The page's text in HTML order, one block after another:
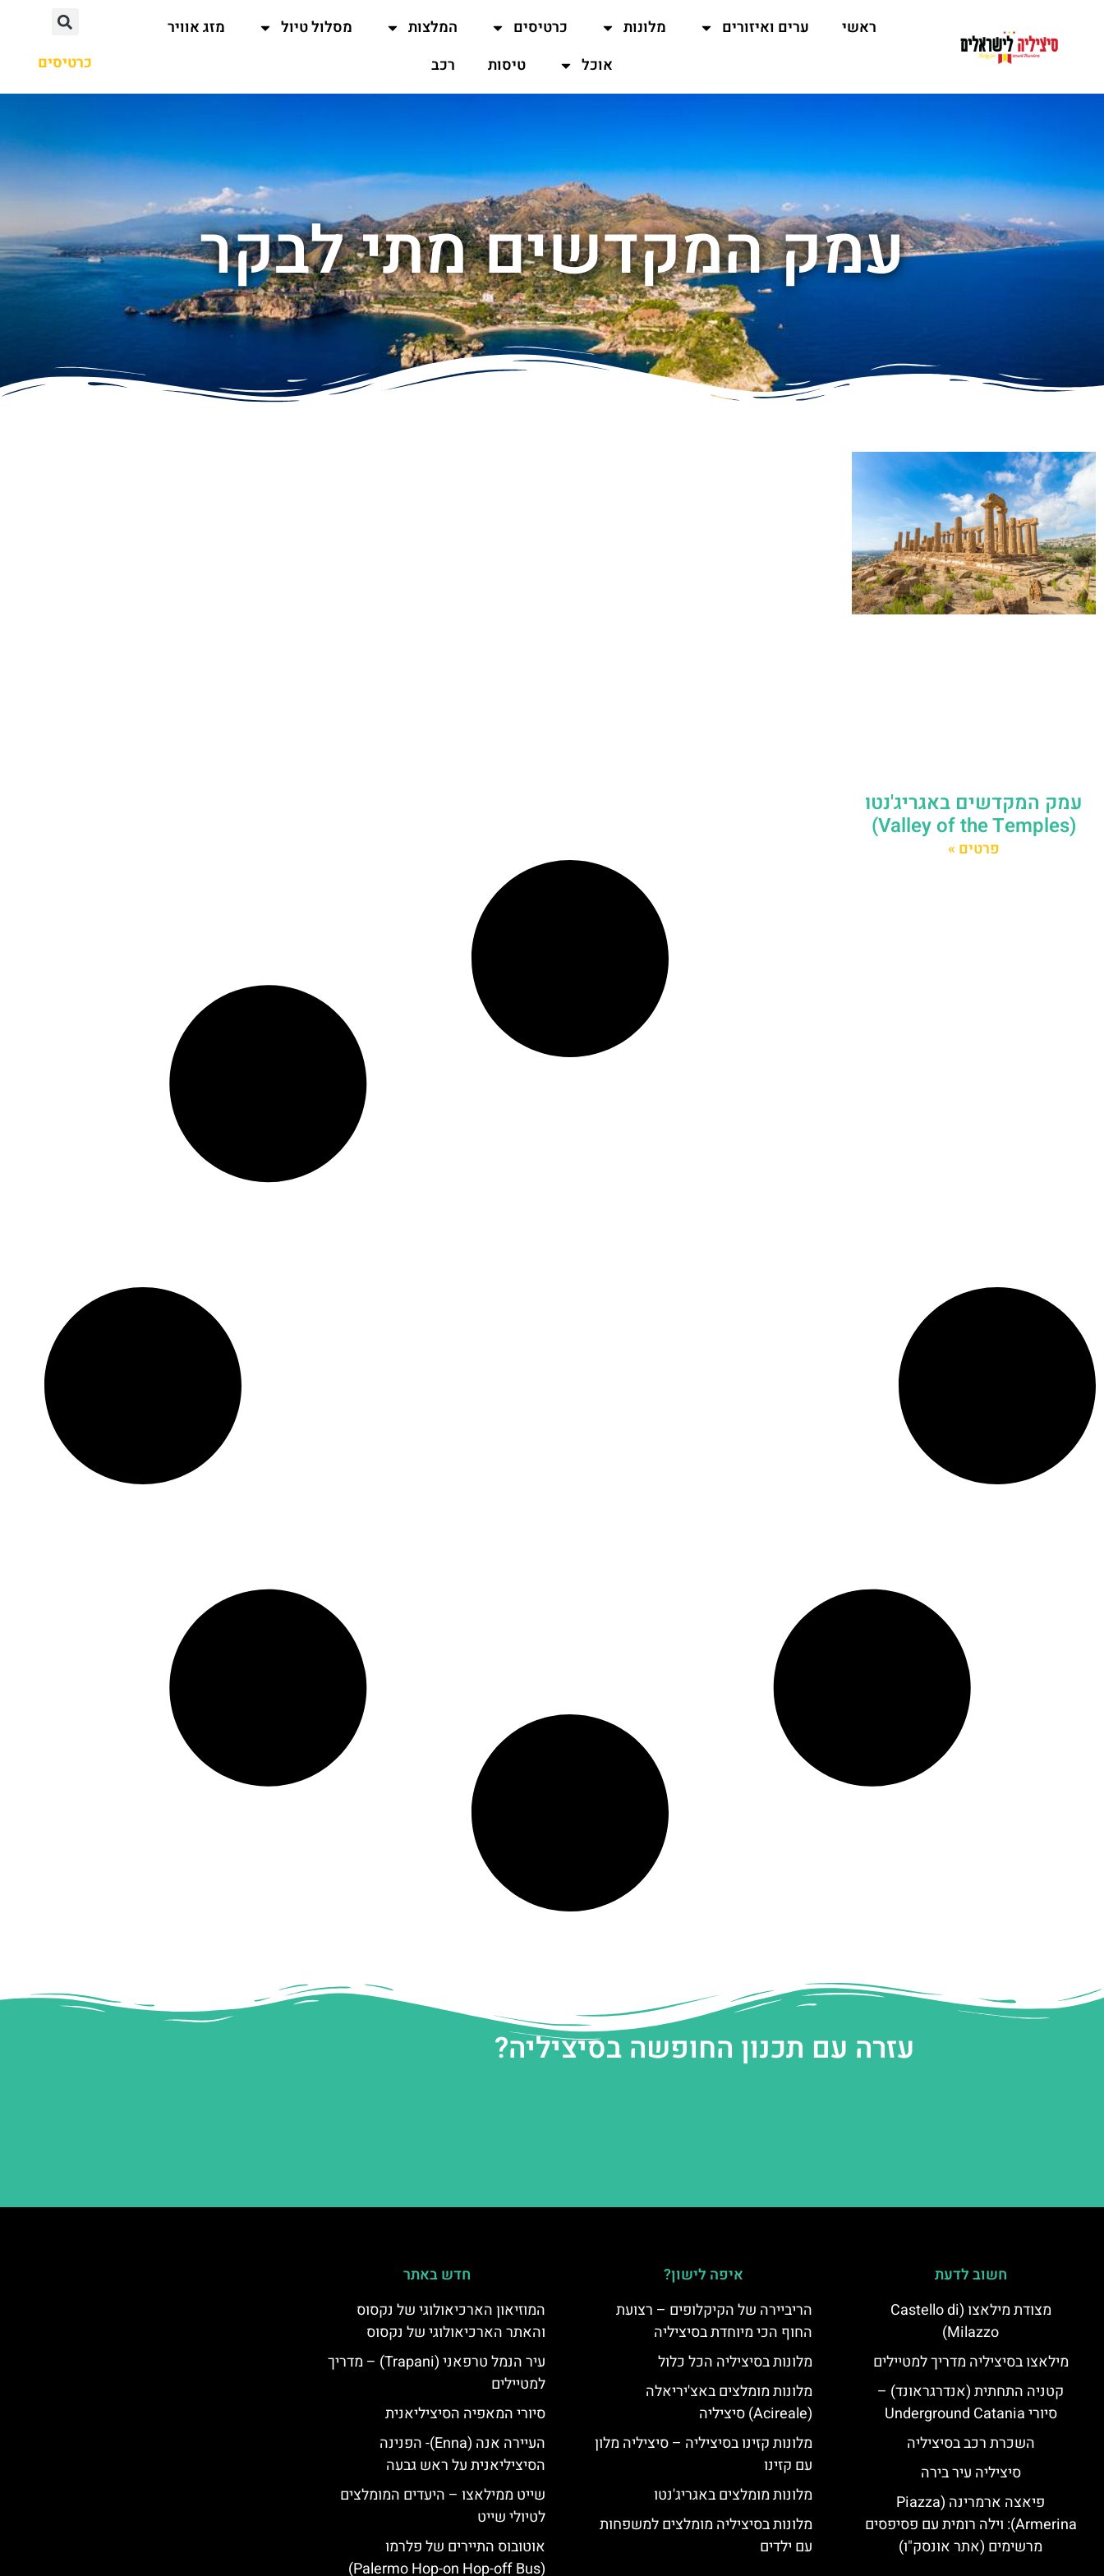
ראשי ערים ואיזורים מלונות כרטיסים המלצות מסלול טיול
מזג אוויר
אוכל
טיסות רכב כרטיסים
עמק המקדשים מתי לבקר
עמק המקדשים באגריג'נטו
(Valley of the Temples)
פרטים »
עזרה עם תכנון החופשה בסיציליה?
חשוב לדעת
מצודת מילאצו (Castello di
Milazzo)
מילאצו בסיציליה מדריך למטיילים
קטניה התחתית (אנדרגראונד) –
סיורי Underground Catania
השכרת רכב בסיציליה
סיציליה עיר בירה
פיאצה ארמרינה (Piazza
Armerina): וילה רומית עם פסיפסים
מרשימים (אתר אונסק"ו)
איפה לישון?
הריביירה של הקיקלופים – רצועת
החוף הכי מיוחדת בסיציליה
מלונות בסיציליה הכל כלול
מלונות מומלצים באצ'יריאלה
(Acireale) סיציליה
מלונות קזינו בסיציליה – סיציליה מלון
עם קזינו
מלונות מומלצים באגריג'נטו
מלונות בסיציליה מומלצים למשפחות
עם ילדים
חדש באתר
המוזיאון הארכיאולוגי של נקסוס
והאתר הארכיאולוגי של נקסוס
עיר הנמל טרפאני (Trapani) – מדריך
למטיילים
סיורי המאפיה הסיציליאנית
העיירה אנה (Enna)- הפנינה
הסיציליאנית על ראש גבעה
שייט ממילאצו – היעדים המומלצים
לטיולי שייט
אוטובוס התיירים של פלרמו
(Palermo Hop-on Hop-off Bus)